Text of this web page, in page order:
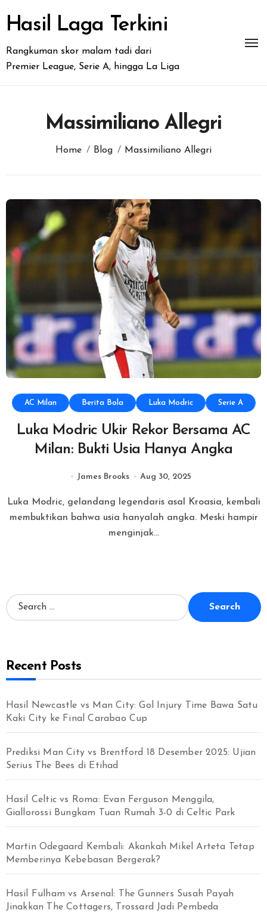
content
Hasil Laga Terkini
Rangkuman skor malam tadi dari
Premier League, Serie A, hingga La Liga
Massimiliano Allegri
Home Blog Massimiliano Allegri
AC Milan Berita Bola Luka Modric Serie A
Luka Modric Ukir Rekor Bersama AC
Milan: Bukti Usia Hanya Angka
James Brooks Aug 30, 2025
Luka Modric, gelandang legendaris asal Kroasia, kembali
membuktikan bahwa usia hanyalah angka. Meski hampir
menginjak...
S
e
h
f
r
Recent Posts
Hasil Newcastle vs Man City: Gol Injury Time Bawa Satu
Kaki City ke Final Carabao Cup
Prediksi Man City vs Brentford 18 Desember 2025: Ujian
Serius The Bees di Etihad
Hasil Celtic vs Roma: Evan Ferguson Menggila,
Giallorossi Bungkam Tuan Rumah 3-0 di Celtic Park
Martin Odegaard Kembali: Akankah Mikel Arteta Tetap
Memberinya Kebebasan Bergerak?
Hasil Fulham vs Arsenal: The Gunners Susah Payah
Jinakkan The Cottagers, Trossard Jadi Pembeda